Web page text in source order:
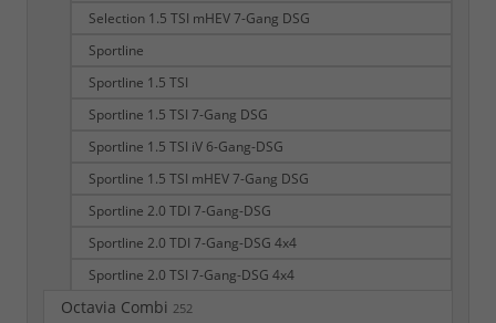
Selection 1.5 TSI mHEV 7-Gang DSG
Sportline
Sportline 1.5 TSI
Sportline 1.5 TSI 7-Gang DSG
Sportline 1.5 TSI iV 6-Gang-DSG
Sportline 1.5 TSI mHEV 7-Gang DSG
Sportline 2.0 TDI 7-Gang-DSG
Sportline 2.0 TDI 7-Gang-DSG 4x4
Sportline 2.0 TSI 7-Gang-DSG 4x4
Octavia Combi 252